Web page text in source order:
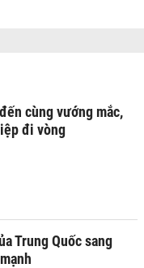
cùng vướng mắc,
đi vòng
Trung Quốc sang